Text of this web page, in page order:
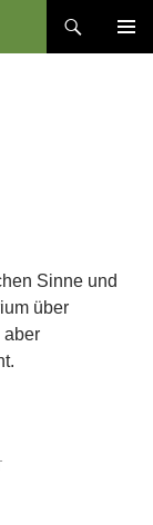
Sinne und
über
aber